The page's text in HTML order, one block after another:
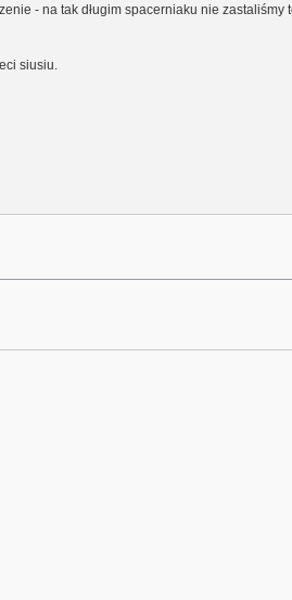
- na tak długim spacerniaku nie zastaliśmy
siusiu.